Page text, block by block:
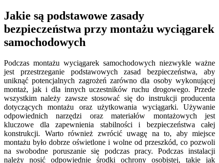
Jakie są podstawowe zasady
bezpieczeństwa przy montażu wyciągarek
samochodowych
Podczas montażu wyciągarek samochodowych niezwykle ważne
jest przestrzeganie podstawowych zasad bezpieczeństwa, aby
uniknąć potencjalnych zagrożeń zarówno dla osoby wykonującej
montaż, jak i dla innych uczestników ruchu drogowego. Przede
wszystkim należy zawsze stosować się do instrukcji producenta
dotyczących montażu oraz użytkowania wyciągarki. Używanie
odpowiednich narzędzi oraz materiałów montażowych jest
kluczowe dla zapewnienia stabilności i bezpieczeństwa całej
konstrukcji. Warto również zwrócić uwagę na to, aby miejsce
montażu było dobrze oświetlone i wolne od przeszkód, co pozwoli
na swobodne poruszanie się podczas pracy. Podczas instalacji
należy nosić odpowiednie środki ochrony osobistej, takie jak